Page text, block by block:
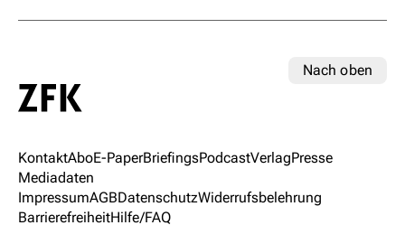
Nach oben
KontaktAboE-PaperBriefingsPodcastVerlagPresse
Mediadaten
ImpressumAGBDatenschutzWiderrufsbelehrung
BarrierefreiheitHilfe/FAQ